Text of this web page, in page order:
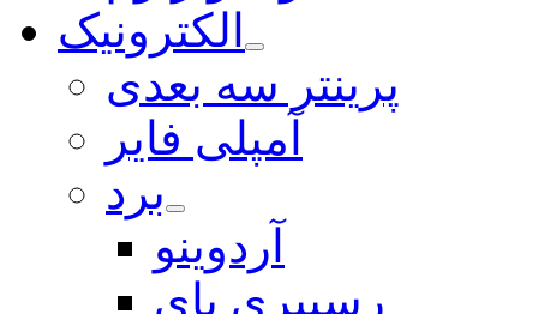
الکترونیک
پرینتر سه بعدی
آمپلی فایر
برد
آردوینو
رسپبری پای